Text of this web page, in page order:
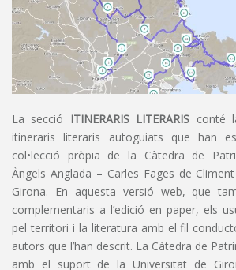
La secció ITINERARIS LITERARIS conté
itineraris literaris autoguiats que han
col•lecció pròpia de la Càtedra de
Àngels Anglada – Carles Fages de
Girona. En aquesta versió web, que
complementaris a l’edició en paper, els
pel territori i la literatura amb el fil
autors que l’han descrit. La Càtedra de
amb el suport de la Universitat de